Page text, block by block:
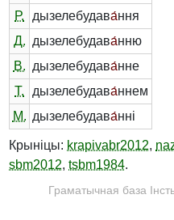
Р.
дызелебудава́ння
Д. дызелебудава́нню
В. дызелебудава́нне
Т.
дызелебудава́ннем
М. дызелебудава́нні
Крыніцы: krapivabr2012,
sbm2012, tsbm1984.
Граматычная база